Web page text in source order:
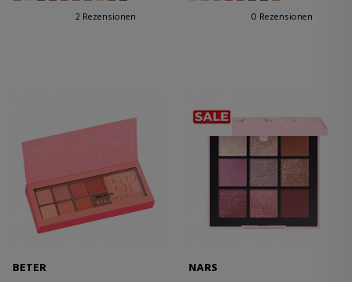
2 Rezensionen 0 Rezensionen
BETER
NARS